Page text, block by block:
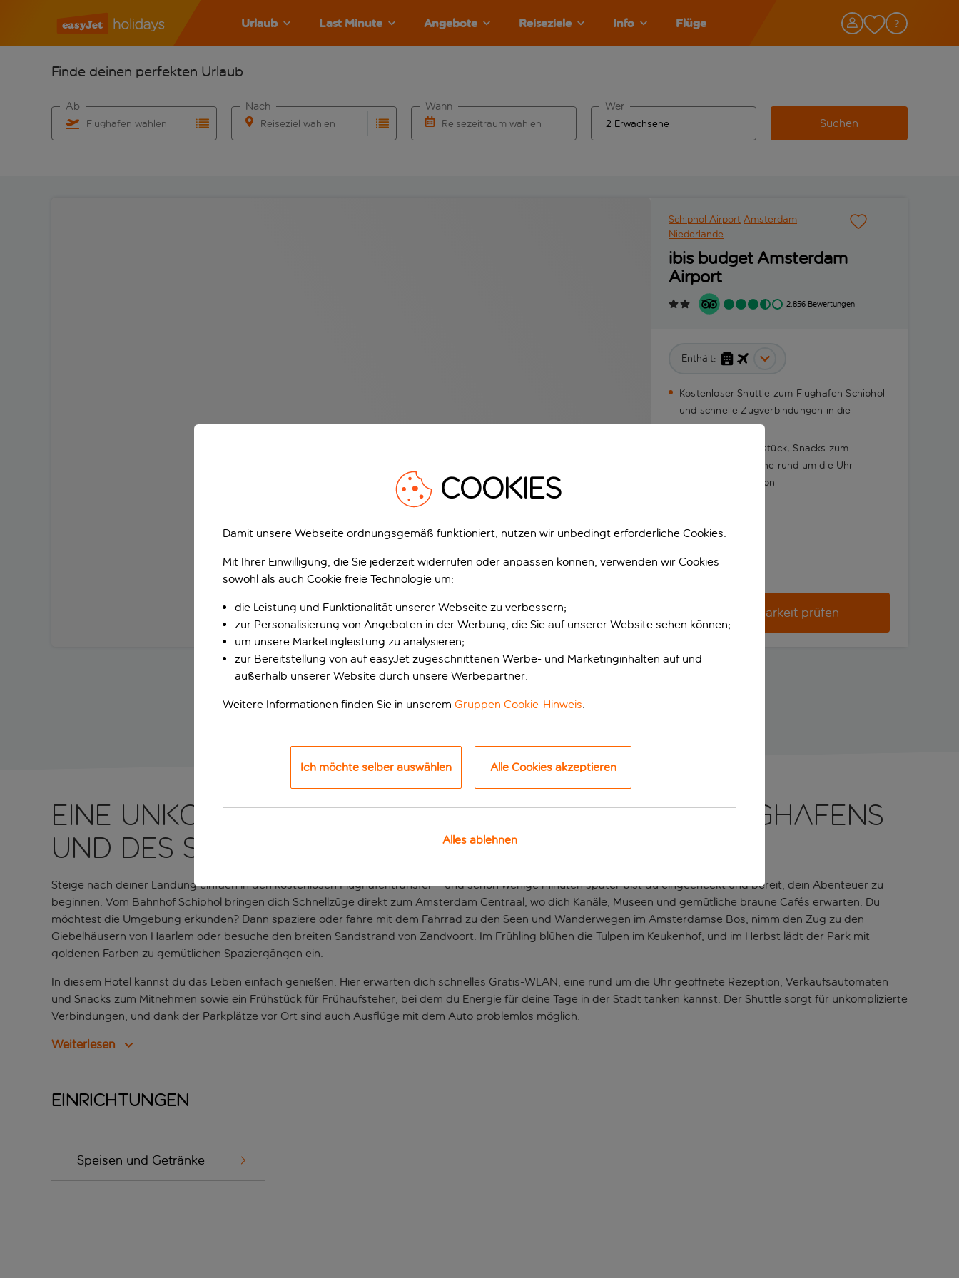
Urlaub Last Minute Angebote Reiseziele Info Flüge
Finde deinen perfekten Urlaub
Flughafen wählen
Ab
Reiseziel wählen
Nach
Reisezeitraum wählen
Wann Wer
Suchen
Schiphol Airport Amsterdam
Niederlande
ibis budget Amsterdam
Airport
2.856 Bewertungen
Enthält:
Kostenloser Shuttle zum Flughafen Schiphol
und schnelle Zugverbindungen in die
Innenstadt
Genieße das Frühstück, Snacks zum
Mitnehmen und eine rund um die Uhr
geöffnete Rezeption
Verfügbarkeit prüfen
Eine unkomplizierte Unterkunft nahe des Flughafens
und des Stadtzentrums
Steige nach deiner Landung einfach in den kostenlosen Flughafentransfer – und schon wenige Minuten später bist du eingecheckt und bereit, dein Abenteuer zu
beginnen. Vom Bahnhof Schiphol bringen dich Schnellzüge direkt zum Amsterdam Centraal, wo dich Kanäle, Museen und gemütliche braune Cafés erwarten. Du
möchtest die Umgebung erkunden? Dann spaziere oder fahre mit dem Fahrrad zu den Seen und Wanderwegen im Amsterdamse Bos, nimm den Zug zu den
Giebelhäusern von Haarlem oder besuche den breiten Sandstrand von Zandvoort. Im Frühling blühen die Tulpen im Keukenhof, und im Herbst lädt der Park mit
goldenen Farben zu gemütlichen Spaziergängen ein.
In diesem Hotel kannst du das Leben einfach genießen. Hier erwarten dich schnelles Gratis-WLAN, eine rund um die Uhr geöffnete Rezeption, Verkaufsautomaten
und Snacks zum Mitnehmen sowie ein Frühstück für Frühaufsteher, bei dem du Energie für deine Tage in der Stadt tanken kannst. Der Shuttle sorgt für unkomplizierte
Verbindungen, und dank der Parkplätze vor Ort sind auch Ausflüge mit dem Auto problemlos möglich.
Weiterlesen
Einrichtungen
Speisen und Getränke
COOKIES
Damit unsere Webseite ordnungsgemäß funktioniert, nutzen wir unbedingt erforderliche Cookies.
Mit Ihrer Einwilligung, die Sie jederzeit widerrufen oder anpassen können, verwenden wir Cookies
sowohl als auch Cookie freie Technologie um:
die Leistung und Funktionalität unserer Webseite zu verbessern;
zur Personalisierung von Angeboten in der Werbung, die Sie auf unserer Website sehen können;
um unsere Marketingleistung zu analysieren;
zur Bereitstellung von auf easyJet zugeschnittenen Werbe- und Marketinginhalten auf und
außerhalb unserer Website durch unsere Werbepartner.
Weitere Informationen finden Sie in unserem Gruppen Cookie-Hinweis
Ich möchte selber auswählen Alle Cookies akzeptieren
Alles ablehnen